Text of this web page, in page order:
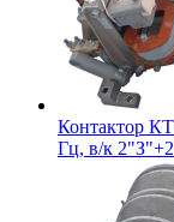
Контактор
Гц, в/к